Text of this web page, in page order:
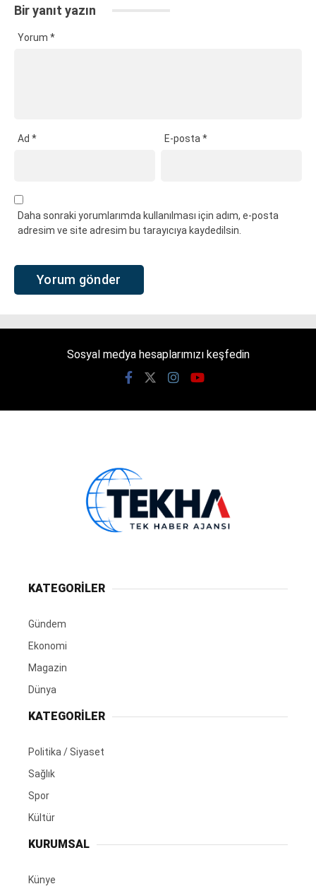
Bir yanıt yazın
Yorum *
Ad * E-posta*
Daha sonraki yorumlarımda kullanılması için adım, e-posta
adresim ve site adresim bu tarayıcıya kaydedilsin.
Sosyal medya hesaplarımızı keşfedin
KATEGORİLER
Gündem
Ekonomi
Magazin
Dünya
KATEGORİLER
Politika / Siyaset
Sağlık
Spor
Kültür
KURUMSAL
Künye